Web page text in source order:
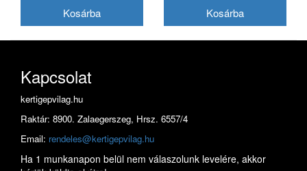
Kapcsolat
kertigepvilag.hu
Raktár: 8900. Zalaegerszeg, Hrsz. 6557/4
Email: rendeles@kertigepvilag.hu
Ha 1 munkanapon belül nem válaszolunk levelére, akkor